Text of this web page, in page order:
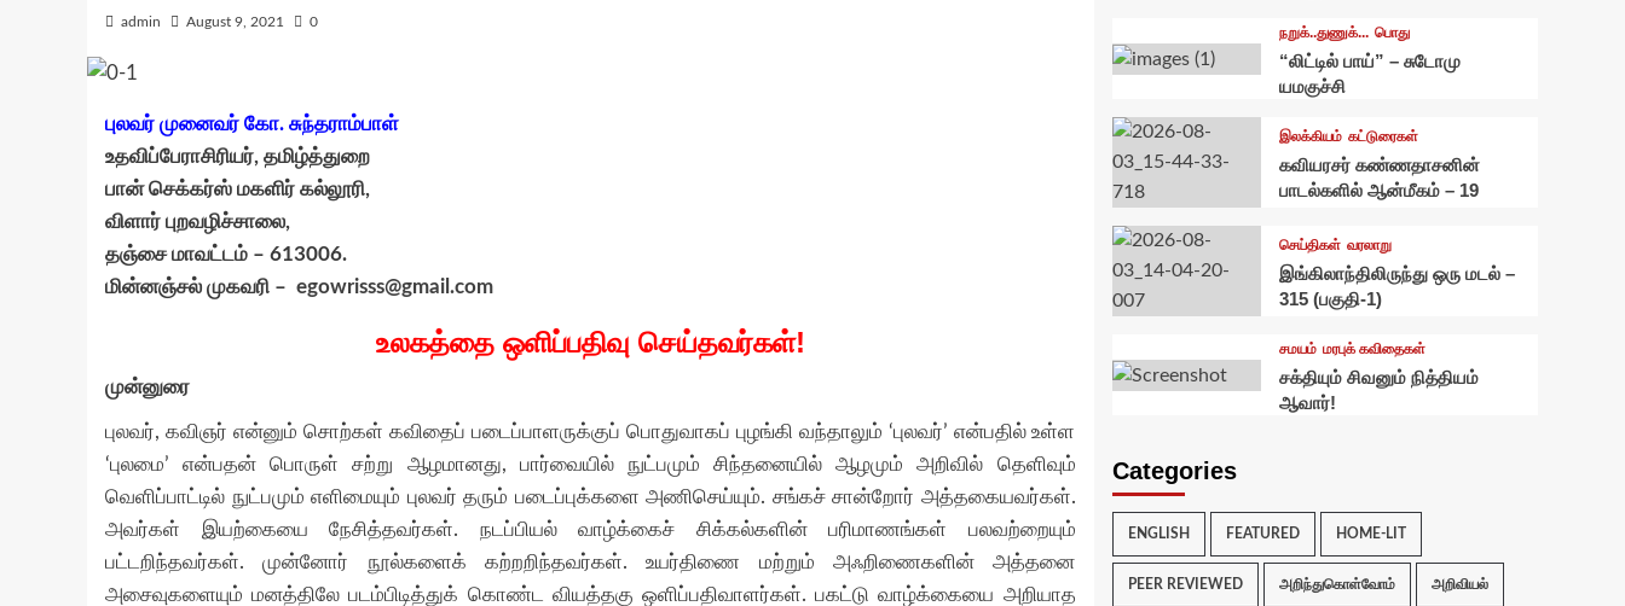
admin August 9, 2021 0
புலவர் முனைவர் கோ. சுந்தராம்பாள்
உதவிப்பேராசிரியர், தமிழ்த்துறை
பான் செக்கர்ஸ் மகளிர் கல்லூரி,
விளார் புறவழிச்சாலை,
தஞ்சை மாவட்டம் – 613006.
மின்னஞ்சல் முகவரி – egowrisss@gmail.com
உலகத்தை ஒளிப்பதிவு செய்தவர்கள்!
முன்னுரை
புலவர், கவிஞர் என்னும் சொற்கள் கவிதைப் படைப்பாளருக்குப் பொதுவாகப் புழங்கி வந்தாலும் ‘புலவர்’ என்பதில் உள்ள
‘புலமை’ என்பதன் பொருள் சற்று ஆழமானது, பார்வையில் நுட்பமும் சிந்தனையில் ஆழமும் அறிவில் தெளிவும்
வெளிப்பாட்டில் நுட்பமும் எளிமையும் புலவர் தரும் படைப்புக்களை அணிசெய்யும். சங்கச் சான்றோர் அத்தகையவர்கள்.
அவர்கள் இயற்கையை நேசித்தவர்கள். நடப்பியல் வாழ்க்கைச் சிக்கல்களின் பரிமாணங்கள் பலவற்றையும்
பட்டறிந்தவர்கள். முன்னோர் நூல்களைக் கற்றறிந்தவர்கள். உயர்திணை மற்றும் அஃறிணைகளின் அத்தனை
அசைவுகளையும் மனத்திலே படம்பிடித்துக் கொண்ட வியத்தகு ஒளிப்பதிவாளர்கள். பகட்டு வாழ்க்கையை அறியாத
நறுக்..துணுக்... பொது
“லிட்டில் பாய்” – சுடோமு
யமகுச்சி
இலக்கியம் கட்டுரைகள்
கவியரசர் கண்ணதாசனின்
பாடல்களில் ஆன்மீகம் – 19
செய்திகள் வரலாறு
இங்கிலாந்திலிருந்து ஒரு மடல் –
315 (பகுதி-1)
சமயம் மரபுக் கவிதைகள்
சக்தியும் சிவனும் நித்தியம்
ஆவார்!
Categories
ENGLISH FEATURED HOME-LIT
PEER REVIEWED அறிந்துகொள்வோம் அறிவியல்